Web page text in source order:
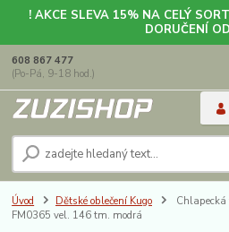
! AKCE SLEVA 15% NA CELÝ
DORUČENÍ
608 867 477
(Po-Pá, 9-18 hod.)
Úvod Dětské oblečení Kugo
FM0365 vel. 146 tm. modrá